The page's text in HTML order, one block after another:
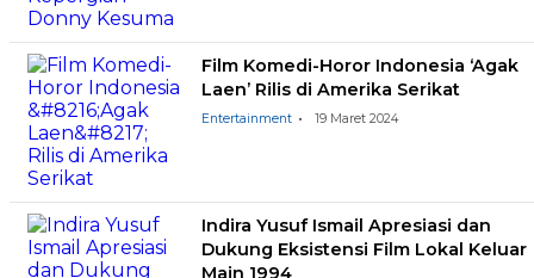
Film Komedi-Horor Indonesia ‘Agak
Laen’ Rilis di Amerika Serikat
Entertainment 19 Maret 2024
Indira Yusuf Ismail Apresiasi dan
Dukung Eksistensi Film Lokal Keluar